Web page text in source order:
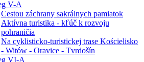
V-A
Cestou záchrany sakrálnych pamiatok
Aktívna turistika - kľúč k rozvoju
pohraničia
Na cyklisticko-turistickej trase Kościelisko
- Witów - Oravice - Tvrdošín
VI-A